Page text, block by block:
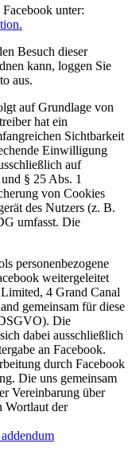
unter:
Besuch dieser
kann, loggen Sie
aus.
auf Grundlage von
hat ein
Sichtbarkeit
Einwilligung
auf
§ 25 Abs. 1
von Cookies
des Nutzers (z. B.
umfasst. Die
personenbezogene
weitergeleitet
4 Grand Canal
gemeinsam für diese
Die
dabei ausschließlich
an Facebook.
durch Facebook
Die uns gemeinsam
Vereinbarung über
Wortlaut der